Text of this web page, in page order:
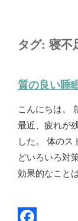
タグ: 寝不
質の良い睡
こんにちは。
最近、疲れが
した。 体のス
どいろいろ対
効果的なこと